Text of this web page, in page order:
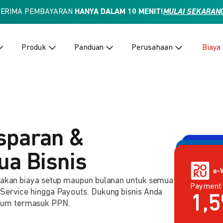
PEMBAYARAN HANYA DALAM 10 MENIT!MULAI
Produk Panduan Perusahaan Biaya
&
Bisnis
biaya setup maupun bulanan untuk semua
hingga Payouts. Dukung bisnis Anda
termasuk PPN.
Payment